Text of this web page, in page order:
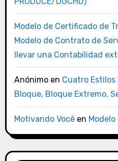
Modelo de Certificado de
Modelo de Contrato de
llevar una Contabilidad
Anónimoen Cuatro Estilos
Bloque, Bloque Extremo,
Motivando Vocêen